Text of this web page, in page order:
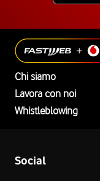
Chi siamo
Lavora con noi
Whistleblowing
Social